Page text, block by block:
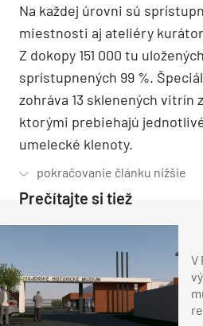
Na každej úrovni sú
miestnosti aj ateliéry
Z dokopy 151 000 tu
sprístupnených 99 %.
zohráva 13 sklenených vitrín
ktorými prebiehajú
umelecké klenoty.
Prečítajte si tiež
V